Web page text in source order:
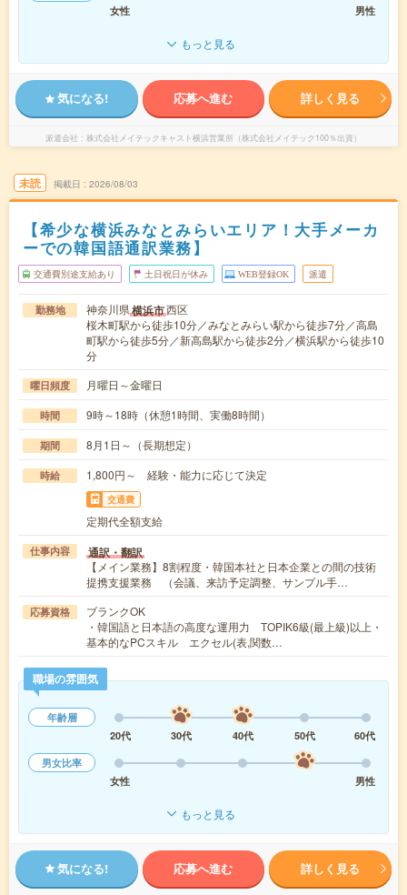
女性 男性
もっと見る
気になる! 応募へ進む 詳しく見る
派遣会社 株式会社メイテックキャスト横浜営業所（株式会社メイテック100％出資）
未読 掲載日 2026/08/03
【希少な横浜みなとみらいエリア！大手メーカ
ーでの韓国語通訳業務】
交通費別途支給あり 土日祝日が休み WEB登録OK 派遣
勤務地 神奈川県横浜市西区
桜木町駅から徒歩10分／みなとみらい駅から徒歩7分／高島
町駅から徒歩5分／新高島駅から徒歩2分／横浜駅から徒歩10
分
曜日頻度 月曜日～金曜日
時間 9時～18時（休憩1時間、実働8時間）
期間 8月1日～（長期想定）
時給 1,800円～ 経験・能力に応じて決定
交通費
定期代全額支給
仕事内容 通訳・翻訳
【メイン業務】8割程度・韓国本社と日本企業との間の技術
提携支援業務 （会議、来訪予定調整、サンプル手…
応募資格
ブランクOK
・韓国語と日本語の高度な運用力 TOPIK6級(最上級)以上・
基本的なPCスキル エクセル(表,関数…
職場の雰囲気
年齢層
20代
30代 40代 50代
60代
男女比率
女性
男性
もっと見る
気になる! 応募へ進む 詳しく見る